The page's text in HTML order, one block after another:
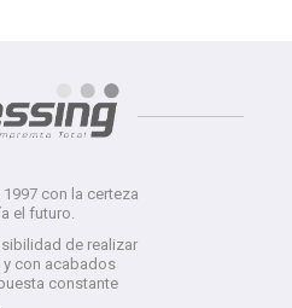
con la certeza
el futuro.
de realizar
con acabados
constante